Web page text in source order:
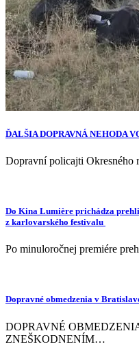
ĎALŠIA DOPRAVNÁ NEHODA
Dopravní policajti
Do Kina Lumière prichádza
z karlovarského festivalu
Po minuloročnej premiére
Dopravné obmedzenia v
DOPRAVNÉ
ZNEŠKODNENÍM…